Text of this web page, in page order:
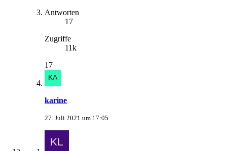
Antworten
17
Zugriffe
11k
17
karine
27. Juli 2021 um 17:05